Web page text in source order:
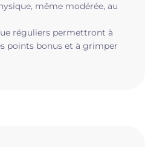
même modérée, au
réguliers permettront à
points bonus et à grimper